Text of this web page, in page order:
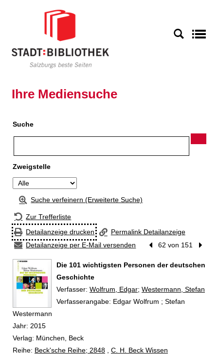
Ihre Mediensuche
Suche
Zweigstelle
Suche verfeinern (Erweiterte Suche)
Zur Trefferliste
Detailanzeige drucken
Permalink Detailanzeige
Detailanzeige per E-Mail versenden
Vorheriger Treffer
62 von 151
Die 101 wichtigsten Personen der deutschen
Geschichte
Verfasser: Suche nach diesem Verfasser
Wolfrum, Edgar; Westermann, Stefan
Verfasserangabe: Edgar Wolfrum ; Stefan
Westermann
Jahr: 2015
Verlag: München, Beck
Reihe: Beck'sche Reihe; 2848
C. H. Beck Wissen